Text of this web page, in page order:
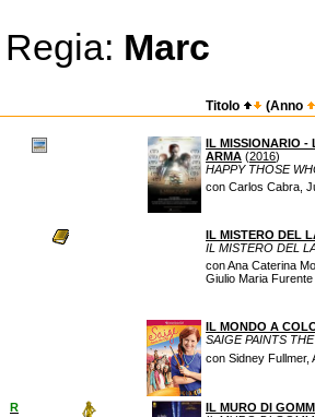
Regia: Marc
Titolo (Anno
IL MISSIONARIO -
ARMA (2016)
HAPPY THOSE
con Carlos Cabra,
IL MISTERO DEL
IL MISTERO DEL
con Ana Caterina
Giulio Maria Furente
IL MONDO A
SAIGE PAINTS
con Sidney Fullmer,
R IL MURO DI